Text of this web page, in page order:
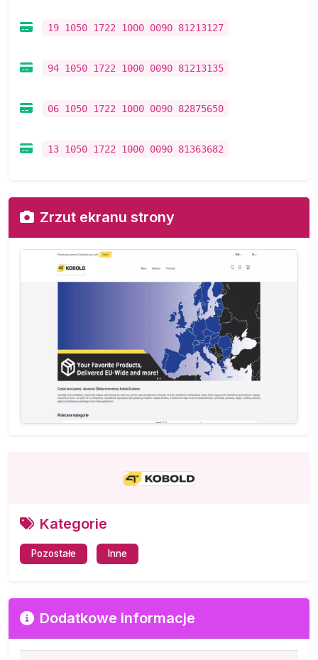
19 1050 1722 1000 0090 81213127
94 1050 1722 1000 0090 81213135
06 1050 1722 1000 0090 82875650
13 1050 1722 1000 0090 81363682
Zrzut ekranu strony
Kategorie
Pozostałe Inne
Dodatkowe informacje